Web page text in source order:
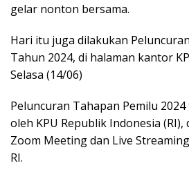
gelar nonton bersama.
Hari itu juga dilakukan
Tahun 2024, di halaman kantor
Selasa (14/06)
Peluncuran Tahapan Pemilu
oleh KPU Republik Indonesia
Zoom Meeting dan Live
RI.